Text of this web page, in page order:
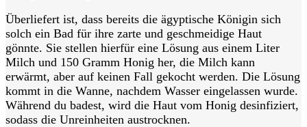
Überliefert ist, dass bereits die ägyptische Königin sich
solch ein Bad für ihre zarte und geschmeidige Haut
gönnte. Sie stellen hierfür eine Lösung aus einem Liter
Milch und 150 Gramm Honig her, die Milch kann
erwärmt, aber auf keinen Fall gekocht werden. Die Lösung
kommt in die Wanne, nachdem Wasser eingelassen wurde.
Während du badest, wird die Haut vom Honig desinfiziert,
sodass die Unreinheiten austrocknen.